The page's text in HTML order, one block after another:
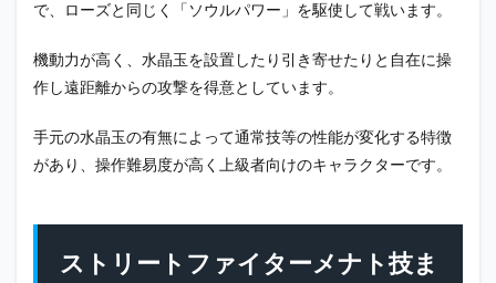
ソウ
ンク
殺
2.3
ソウ
スパ
ーク
で、ローズと同じく「ソウルパワー」を駆使して戦います。
機動力が高く、水晶玉を設置したり引き寄せたりと自在に操
作し遠距離からの攻撃を得意としています。
手元の水晶玉の有無によって通常技等の性能が変化する特徴
があり、操作難易度が高く上級者向けのキャラクターです。
ストリートファイターメナト技ま